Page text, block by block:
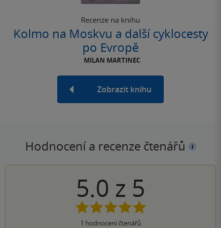
Recenze na knihu
Kolmo na Moskvu a další cyklocesty
po Evropě
MILAN MARTINEC
Zobrazit knihu
Hodnocení a recenze čtenářů
5.0 z 5
1 hodnocení čtenářů